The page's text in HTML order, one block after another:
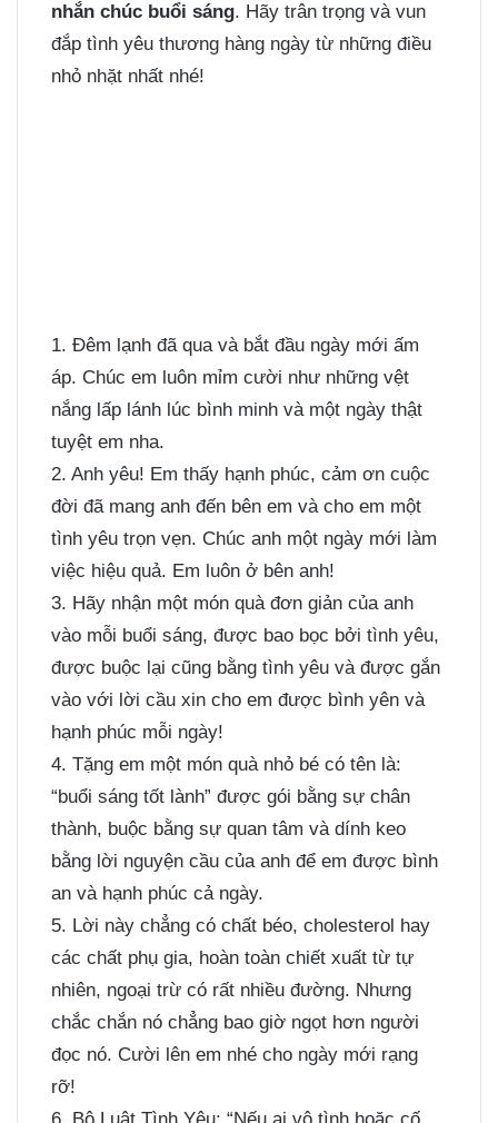
nhắn chúc buổi sáng. Hãy trân trọng và vun
đắp tình yêu thương hàng ngày từ những điều
nhỏ nhặt nhất nhé!
1. Đêm lạnh đã qua và bắt đầu ngày mới ấm
áp. Chúc em luôn mỉm cười như những vệt
nắng lấp lánh lúc bình minh và một ngày thật
tuyệt em nha.
2. Anh yêu! Em thấy hạnh phúc, cảm ơn cuộc
đời đã mang anh đến bên em và cho em một
tình yêu trọn vẹn. Chúc anh một ngày mới làm
việc hiệu quả. Em luôn ở bên anh!
3. Hãy nhận một món quà đơn giản của anh
vào mỗi buổi sáng, được bao bọc bởi tình yêu,
được buộc lại cũng bằng tình yêu và được gắn
vào với lời cầu xin cho em được bình yên và
hạnh phúc mỗi ngày!
4. Tặng em một món quà nhỏ bé có tên là:
“buổi sáng tốt lành” được gói bằng sự chân
thành, buộc bằng sự quan tâm và dính keo
bằng lời nguyện cầu của anh để em được bình
an và hạnh phúc cả ngày.
5. Lời này chẳng có chất béo, cholesterol hay
các chất phụ gia, hoàn toàn chiết xuất từ tự
nhiên, ngoại trừ có rất nhiều đường. Nhưng
chắc chắn nó chẳng bao giờ ngọt hơn người
đọc nó. Cười lên em nhé cho ngày mới rạng
rỡ!